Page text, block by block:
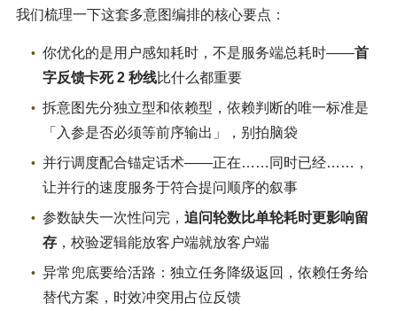
我们梳理一下这套多意图编排的核心要点：
你优化的是用户感知耗时，不是服务端总耗时——首
字反馈卡死 2 秒线比什么都重要
拆意图先分独立型和依赖型，依赖判断的唯一标准是
「入参是否必须等前序输出」，别拍脑袋
并行调度配合锚定话术——正在……同时已经……，
让并行的速度服务于符合提问顺序的叙事
参数缺失一次性问完， 追问轮数比单轮耗时更影响留
存 ，校验逻辑能放客户端就放客户端
异常兜底要给活路：独立任务降级返回，依赖任务给
替代方案，时效冲突用占位反馈